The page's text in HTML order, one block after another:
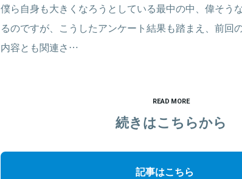
僕ら自身も大きくなろうとしている最中の中、偉そう
るのですが、こうしたアンケート結果も踏まえ、前回
内容とも関連さ…
READ MORE
続きはこちらから
記事はこちら